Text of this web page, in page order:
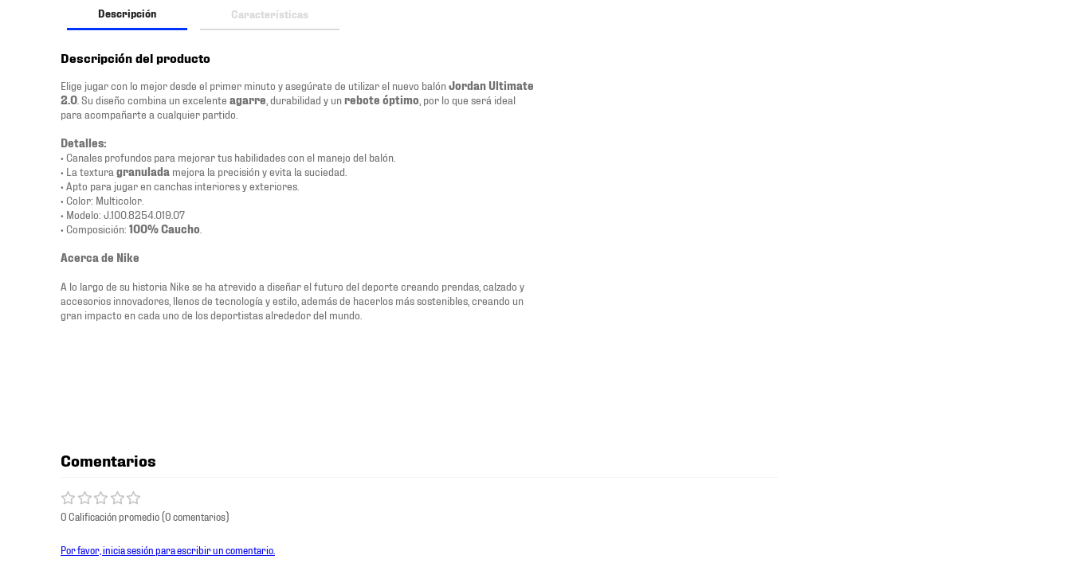
Descripción Características
Descripción del producto
Elige jugar con lo mejor desde el primer minuto y asegúrate de utilizar el nuevo balónJordan Ultimate
2.0 . Su diseño combina un excelente agarre , durabilidad y unrebote óptimo , por lo que será ideal
para acompañarte a cualquier partido.
Detalles:
• Canales profundos para mejorar tus habilidades con el manejo del balón.
• La textura granulada mejora la precisión y evita la suciedad.
• Apto para jugar en canchas interiores y exteriores.
• Color: Multicolor.
• Modelo: J.100.8254.019.07
• Composición: 100% Caucho
Acerca de Nike
A lo largo de su historia Nike se ha atrevido a diseñar el futuro del deporte creando prendas, calzado y
accesorios innovadores, llenos de tecnología y estilo, además de hacerlos más sostenibles, creando un
gran impacto en cada uno de los deportistas alrededor del mundo.
Comentarios
0 Calificación promedio(0 comentarios)
Por favor, inicia sesión para escribir un comentario.